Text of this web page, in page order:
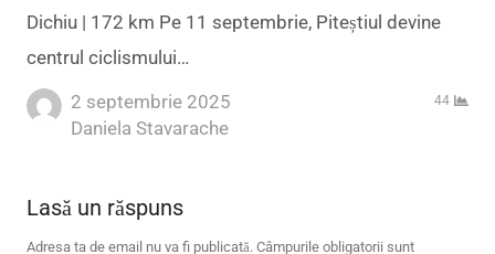
Dichiu | 172 km Pe 11 septembrie, Piteștiul devine
centrul ciclismului…
2 septembrie 2025
Author
Daniela Stavarache
44
Lasă un răspuns
Adresa ta de email nu va fi publicată. Câmpurile obligatorii sunt